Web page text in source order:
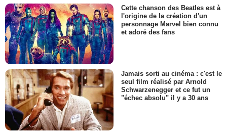
Cette chanson des Beatles est à
l'origine de la création d'un
personnage Marvel bien connu
et adoré des fans
Jamais sorti au cinéma : c'est le
seul film réalisé par Arnold
Schwarzenegger et ce fut un
"échec absolu" il y a 30 ans